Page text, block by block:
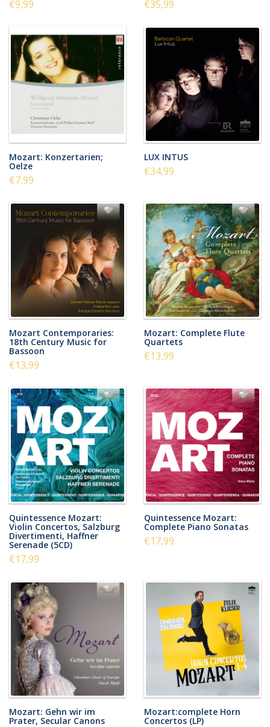
€9,99 €35,99
Mozart: Konzertarien;
Oelze
€7,99
LUX INTUS
€34,99
Mozart Contemporaries:
18th Century Music for
Bassoon
€13,99
Mozart: Complete Flute
Quartets
€13,99
Quintessence Mozart:
Violin Concertos, Salzburg
Divertimenti, Haffner
Serenade (5CD)
€17,99
Quintessence Mozart:
Complete Piano Sonatas
€17,99
Mozart: Gehn wir im
Prater, Secular Canons
Mozart:complete Horn
Concertos (LP)